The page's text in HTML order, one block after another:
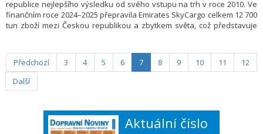
republice nejlepšího výsledku od svého vstupu na trh v roce 2010. Ve
finančním roce 2024–2025 přepravila Emirates SkyCargo celkem 12 700
tun zboží mezi Českou republikou a zbytkem světa, což představuje
Předchozí 3 4 5 6 7 8 9 10 11
12
Další
Aktuální číslo